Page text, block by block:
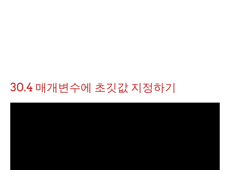
30.4 매개변수에 초깃값 지정하기